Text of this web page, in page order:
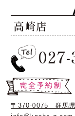
高崎店
〒370-0075 群馬